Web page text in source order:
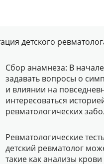
детского
Сбор анамнеза: В
задавать вопросы о
и влиянии на
интересоваться
ревматологических
Ревматологические
детский ревматолог
такие как анализы